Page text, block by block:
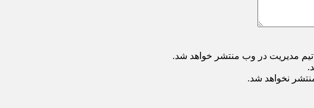
مدیریت در وب منتشر خواهد شد.
نخواهد شد.